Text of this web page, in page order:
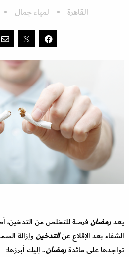
القاهرة لمياء جمال
يعدرمضانفرصة للتخلص من التدخين،
الشفاء بعد الإقلاع عنالتدخينوإزالة
تواجدها على مائدةرمضان.. إليك أبرزها: